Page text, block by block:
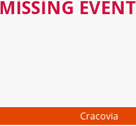
MISSING
Cracovia